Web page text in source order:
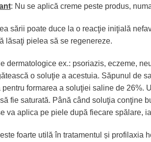
: Nu se aplică creme peste produs,
sării poate duce la o reacţie iniţială
lăsaţi pielea să se regenereze.
dermatologice ex.: psoriazis, eczeme,
o soluţie a acestuia. Săpunul de
pentru formarea a soluţiei saline de 26%.
fie saturată. Până când soluţia conţine
va aplica pe piele după fiecare spălare,
foarte utilă în tratamentul și profilaxia